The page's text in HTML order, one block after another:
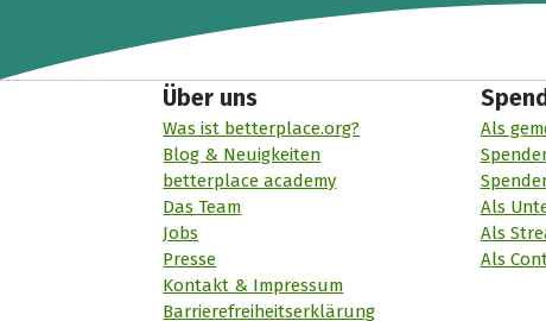
Über uns
Was ist betterplace.org?
Blog & Neuigkeiten
betterplace academy
Das Team
Jobs
Presse
Kontakt & Impressum
Barrierefreiheitserklärung
Als
Als
Als
Als